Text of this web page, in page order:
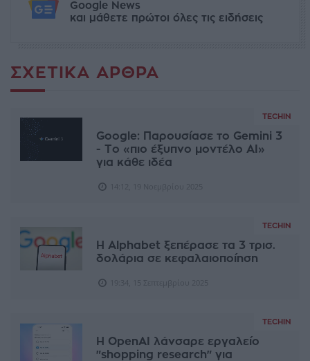
Google News
και μάθετε πρώτοι όλες τις ειδήσεις
ΣΧΕΤΙΚΆ ΆΡΘΡΑ
TECHIN
Google: Παρουσίασε το Gemini 3
- Το «πιο έξυπνο μοντέλο AI»
για κάθε ιδέα
TECHIN
Η Alphabet ξεπέρασε τα 3 τρισ.
δολάρια σε κεφαλαιοποίηση
TECHIN
Η OpenAI λάνσαρε εργαλείο
"shopping research" για